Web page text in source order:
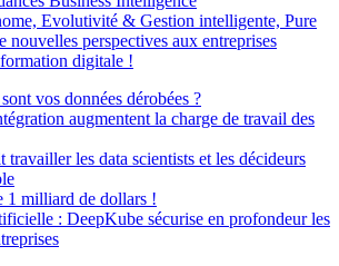
Evolutivité & Gestion intelligente, Pure
nouvelles perspectives aux entreprises
digitale !
vos données dérobées ?
augmentent la charge de travail des
les data scientists et les décideurs
1 milliard de dollars !
: DeepKube sécurise en profondeur les